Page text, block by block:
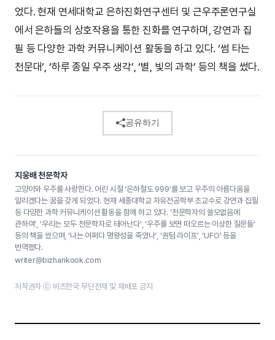
었다. 현재 연세대학교 은하진화연구센터 및 근우주론연구실
에서 은하들의 상호작용을 통한 진화를 연구하며, 강연과 집
필 등 다양한 과학 커뮤니케이션 활동을 하고 있다. ‘썸 타는
천문대’, ‘하루 종일 우주 생각’, ‘별, 빛의 과학’ 등의 책을 썼다.
공유하기
지웅배 천문학자
고양이와 우주를 사랑한다. 어린 시절 ‘은하철도 999’를 보고 우주의 아름다움을
알리겠다는 꿈을 갖게 되었다. 현재 세종대학교 자유전공학부 조교수로 강연과 집필
등 다양한 과학 커뮤니케이션 활동을 함께 하고 있다. ‘천문학자의 쓸모없음에
관하여’, ‘우리는 모두 천문학자로 태어난다’, ‘우주를 보면 떠오르는 이상한 질문들’
등의 책을 썼으며, ‘나는 어쩌다 명왕성을 죽였나’, ‘퀀텀 라이프’, ‘UFO’ 등을
번역했다.
writer@bizhankook.com
저작권자 ⓒ 비즈한국 무단전재 및 재배포 금지